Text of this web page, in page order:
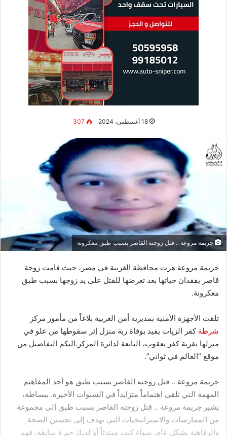
18 أغسطس، 2024 307
جريمة مروعة .. قتل زوجته القاصر بسبب طبق معكرونة
جريمة مروعة هزت محافظة الغربية في مصر، حيث قامت زوجة
قاصر بفقدان حياتها بعد تعرضها للقتل على يد زوجها بسبب طبق
معكرونة.
تلقت الأجهزة الأمنية بمديرية أمن الغربية بلاغاً من مأمور مركز
شرطة كفر الزيات يفيد بوفاة ربة منزل إثر سقوطها من علو في
منزلها بقرية كفر يعقوب، التابعة لدائرة المركز.اليكم التفاصيل من
موقع “العالم في ثواني”.
جريمة مروعة .. قتل زوجته القاصر بسبب طبق هو أحد المفاهيم
المهمة التي تلقى اهتماماً متزايداً في السنوات الأخيرة. ببساطة،
يشير جريمة مروعة .. قتل زوجته القاصر بسبب طبق إلى مجموعة
من الممارسات والاستراتيجيات التي تهدف إلى تحسين الصحة
والرفاهية بشكل عام. سواء كنت مبتدئاً أو لديك خبرة سابقة، فهم